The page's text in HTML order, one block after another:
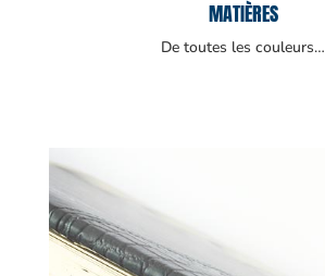
MATIÈRES
De toutes les couleurs…